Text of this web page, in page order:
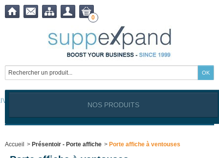
0
OFFERTE à partir de399,00 € !
NOS PRODUITS
Accueil > Présentoir - Porte affiche > Porte affiche à ventouses